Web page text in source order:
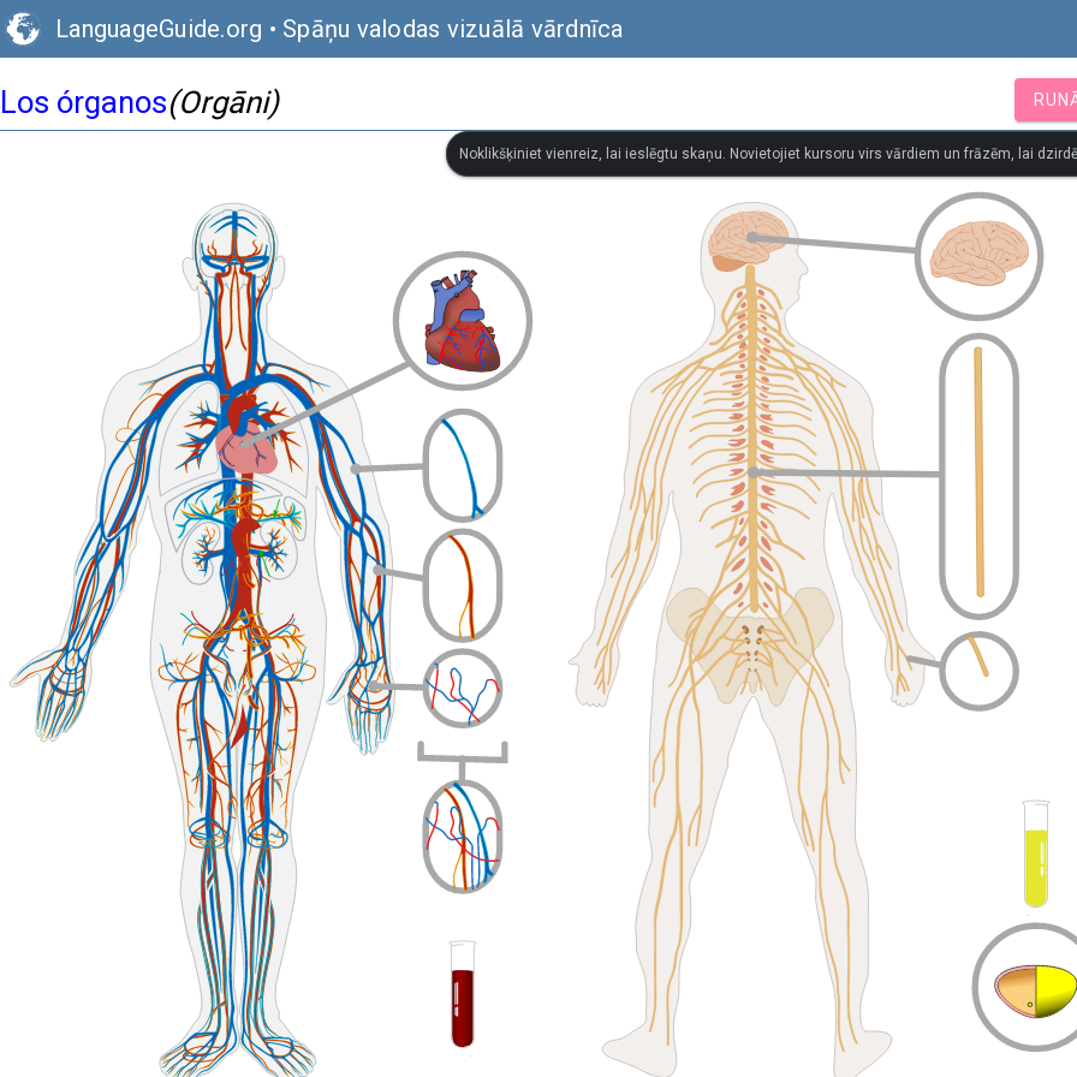
LanguageGuide.org • Spāņu valodas vizuālā vārdnīca
Los órganos(Orgāni)
Noklikšķiniet vienreiz, lai ieslēgtu skaņu. Novietojiet kursoru virs vārdiem un frāzēm, lai